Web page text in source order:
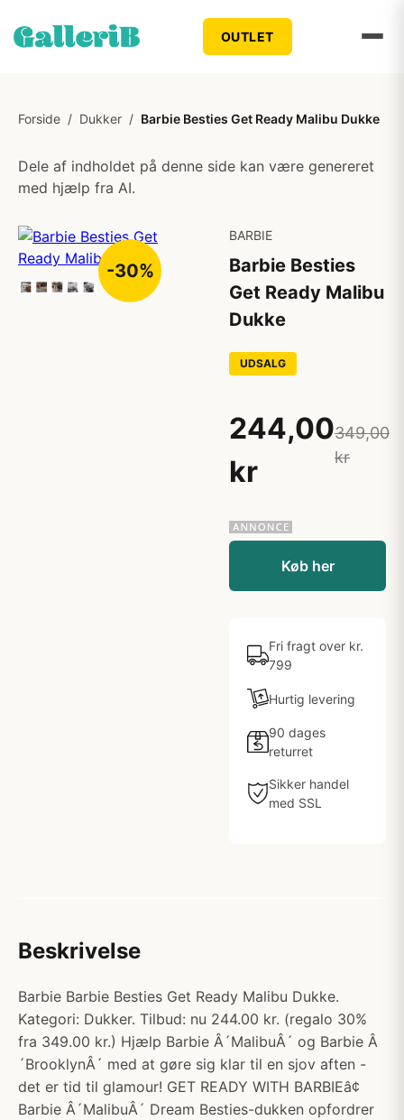
OUTLET
Forside / Dukker / Barbie Besties Get Ready Malibu Dukke
Dele af indholdet på denne side kan være genereret
med hjælp fra AI.
-30%
BARBIE
Barbie Besties
Get Ready Malibu
Dukke
UDSALG
244,00
kr
349,00
kr
Køb her
Fri fragt over kr.
799
Hurtig levering
90 dages
returret
Sikker handel
med SSL
Beskrivelse
Barbie Barbie Besties Get Ready Malibu Dukke.
Kategori: Dukker. Tilbud: nu 244.00 kr. (regalo 30%
fra 349.00 kr.) Hjælp Barbie Â´MalibuÂ´ og Barbie Â
´BrooklynÂ´ med at gøre sig klar til en sjov aften -
det er tid til glamour! GET READY WITH BARBIEâ¢
Barbie Â´MalibuÂ´ Dream Besties-dukken opfordrer